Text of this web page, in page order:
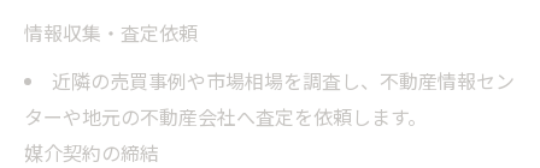
情報収集・査定依頼
近隣の売買事例や市場相場を調査し、不動産情報セン
ターや地元の不動産会社へ査定を依頼します。
媒介契約の締結